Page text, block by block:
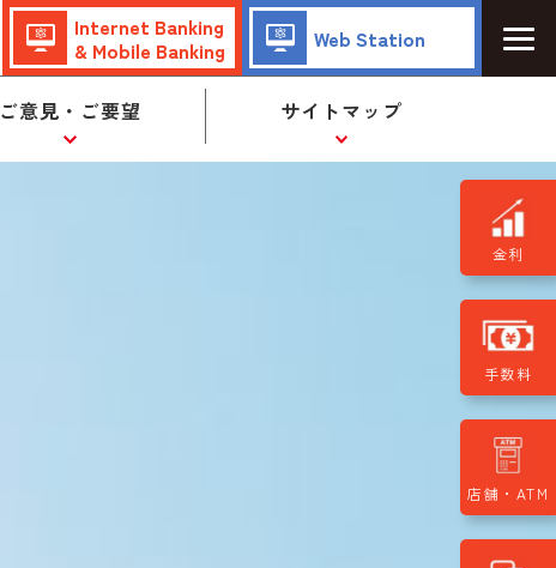
金利
手数料
店舗・ATM
Internet Banking
& Mobile Banking
Web Station
ご意見・ご要望 サイトマップ